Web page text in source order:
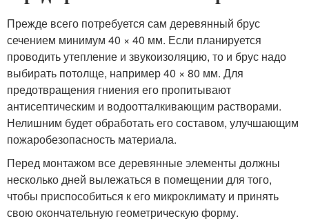
Прежде всего потребуется сам деревянный брус
сечением минимум 40 × 40 мм. Если планируется
проводить утепление и звукоизоляцию, то и брус надо
выбирать потолще, например 40 × 80 мм. Для
предотвращения гниения его пропитывают
антисептическим и водоотталкивающим растворами.
Нелишним будет обработать его составом, улучшающим
пожаробезопасность материала.
Перед монтажом все деревянные элементы должны
несколько дней вылежаться в помещении для того,
чтобы приспособиться к его микроклимату и принять
свою окончательную геометрическую форму.